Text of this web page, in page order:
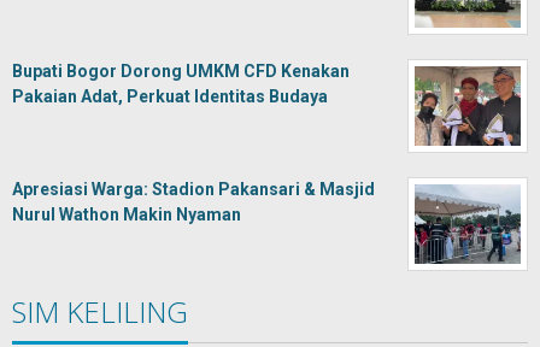
Bupati Bogor Dorong UMKM CFD Kenakan
Pakaian Adat, Perkuat Identitas Budaya
Apresiasi Warga: Stadion Pakansari & Masjid
Nurul Wathon Makin Nyaman
SIM KELILING